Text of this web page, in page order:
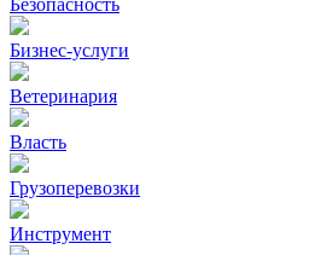
Бизнес-услуги
Ветеринария
Власть
Грузоперевозки
Инструмент